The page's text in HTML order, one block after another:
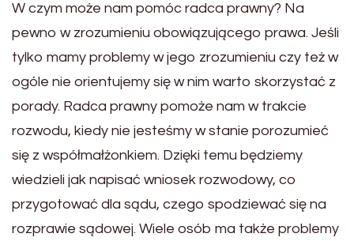
W czym może nam pomóc radca prawny? Na
pewno w zrozumieniu obowiązującego prawa. Jeśli
tylko mamy problemy w jego zrozumieniu czy też w
ogóle nie orientujemy się w nim warto skorzystać z
porady. Radca prawny pomoże nam w trakcie
rozwodu, kiedy nie jesteśmy w stanie porozumieć
się z współmałżonkiem. Dzięki temu będziemy
wiedzieli jak napisać wniosek rozwodowy, co
przygotować dla sądu, czego spodziewać się na
rozprawie sądowej. Wiele osób ma także problemy